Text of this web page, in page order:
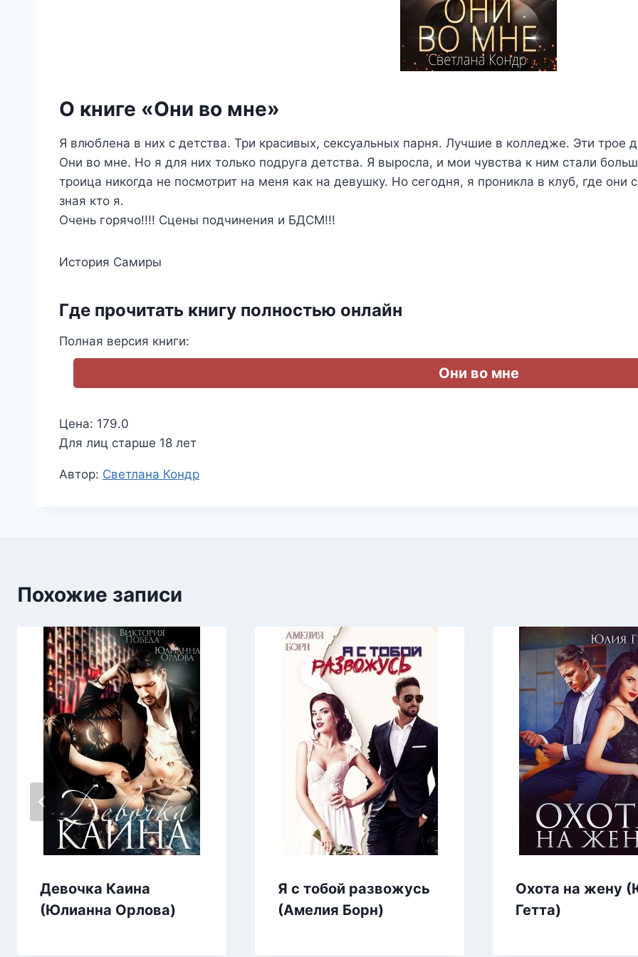
О книге «Они во мне»
Я влюблена в них с детства. Три красивых, сексуальных парня. Лучшие в колледже. Эти трое
Они во мне. Но я для них только подруга детства. Я выросла, и мои чувства к ним стали
троица никогда не посмотрит на меня как на девушку. Но сегодня, я проникла в клуб, где они
зная кто я.
Очень горячо!!!! Сцены подчинения и БДСМ!!!
История Самиры
Где прочитать книгу полностью онлайн
Полная версия книги:
Они во мне
Цена: 179.0
Для лиц старше 18 лет
Метки
Автор: Светлана Кондр
Похожие записи
Девочка Каина
(Юлианна Орлова)
Я с тобой развожусь
(Амелия Борн)
Охота на жену
Гетта)